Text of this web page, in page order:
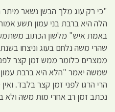
"כי רק עוג מלך הבשן נשאר
הלה היא ברבת בני עמון תשע
באמת איש" מלשון הכתוב
שהרי משה נלחם בעוג וניצחו
ממצרים כלומר ממש זמן קצר
שמשה יאמר "הלא היא ברבת
הרי הרגו לפני זמן קצר בלבד.
נכתב זמן רב אחרי מות משה ולא